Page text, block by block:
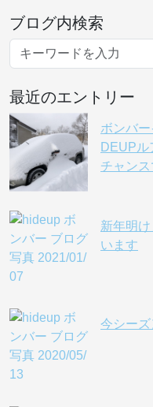
ブログ内検索
最近のエントリー
ボンバ
DEUPル
チャンス
新年明
います
今シーズ